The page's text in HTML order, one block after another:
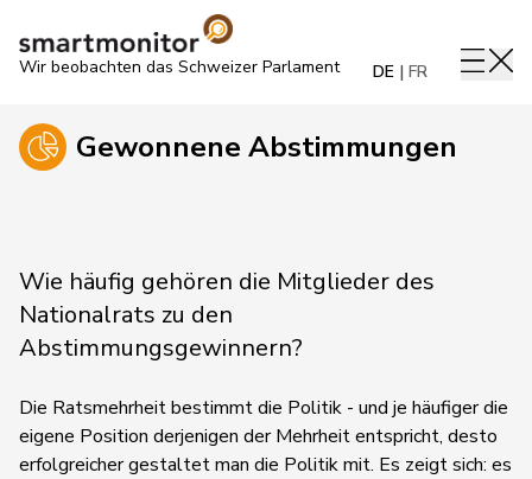
Wir beobachten das Schweizer Parlament DE FR
Gewonnene Abstimmungen
Wie häufig gehören die Mitglieder des
Nationalrats zu den
Abstimmungsgewinnern?
Die Ratsmehrheit bestimmt die Politik - und je häufiger die
eigene Position derjenigen der Mehrheit entspricht, desto
erfolgreicher gestaltet man die Politik mit. Es zeigt sich: es